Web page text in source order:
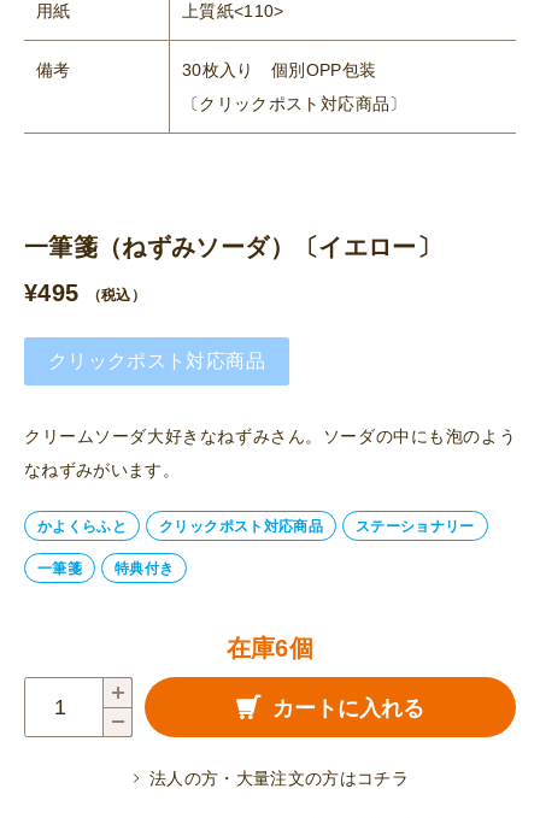
用紙 上質紙<110>
備考
30枚入り 個別OPP包装
〔クリックポスト対応商品〕
一筆箋（ねずみソーダ）〔イエロー〕
¥495 （税込）
クリックポスト対応商品
クリームソーダ大好きなねずみさん。ソーダの中にも泡のよう
なねずみがいます。
かよくらふと クリックポスト対応商品 ステーショナリー
一筆箋 特典付き
在庫6個
カートに入れる
法人の方・大量注文の方はコチラ